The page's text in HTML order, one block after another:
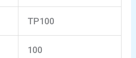
TP100
100